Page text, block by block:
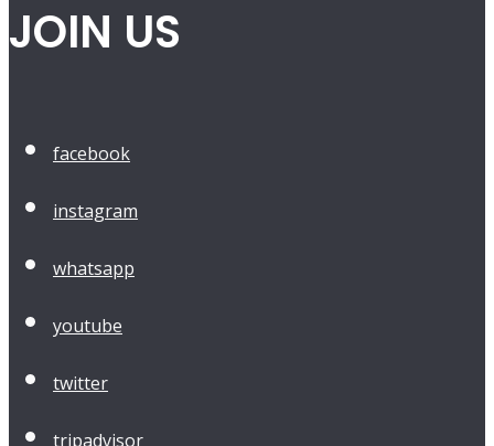
JOIN US
facebook
instagram
whatsapp
youtube
twitter
tripadvisor